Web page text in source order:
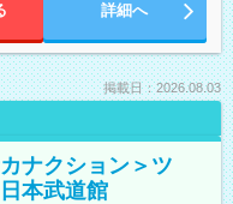
詳細へ
掲載日：2026.08.03
ナクション＞ツ
本武道館